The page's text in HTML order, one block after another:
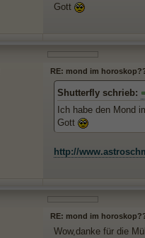
Gott
RE: mond im
Shutterfly schrieb:
Ich habe den Mond
Gott
http://
RE: mond im
Wow,danke für die